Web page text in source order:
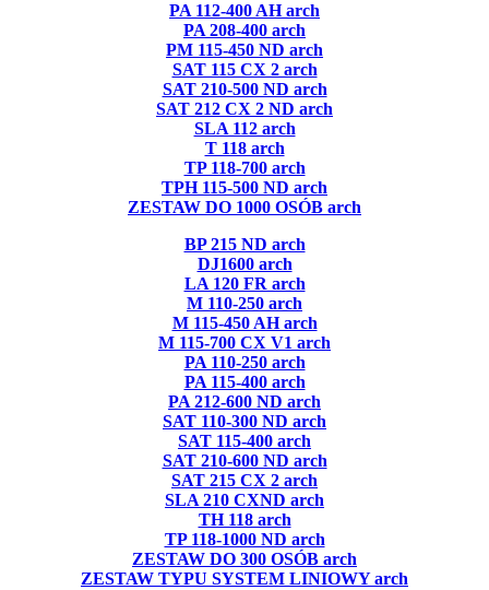
PA 112-400 AH arch
PA 208-400 arch
PM 115-450 ND arch
SAT 115 CX 2 arch
SAT 210-500 ND arch
SAT 212 CX 2 ND arch
SLA 112 arch
T 118 arch
TP 118-700 arch
TPH 115-500 ND arch
ZESTAW DO 1000 OSÓB arch
BP 215 ND arch
DJ1600 arch
LA 120 FR arch
M 110-250 arch
M 115-450 AH arch
M 115-700 CX V1 arch
PA 110-250 arch
PA 115-400 arch
PA 212-600 ND arch
SAT 110-300 ND arch
SAT 115-400 arch
SAT 210-600 ND arch
SAT 215 CX 2 arch
SLA 210 CXND arch
TH 118 arch
TP 118-1000 ND arch
ZESTAW DO 300 OSÓB arch
ZESTAW TYPU SYSTEM LINIOWY arch